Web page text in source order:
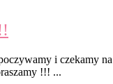
i czekamy
!!! ...